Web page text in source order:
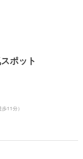
ポット
歩11分）